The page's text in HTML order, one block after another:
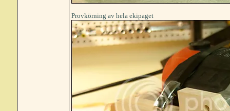
Provkörning av hela ekipaget